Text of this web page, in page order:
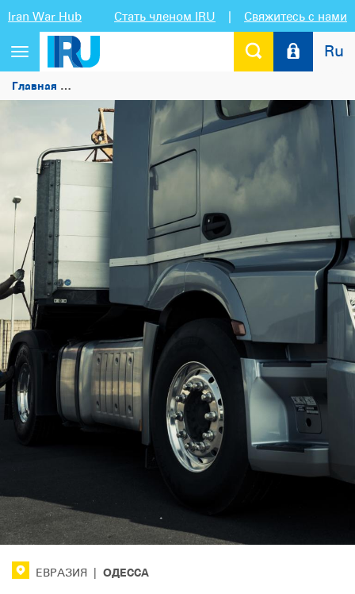
Iran War Hub Стать членом IRU | Свяжитесь с нами
Переключить
навигацию
Ru
Главная
ЕВРАЗИЯ ОДЕССА